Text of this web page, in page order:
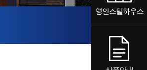
영인스틸하우스